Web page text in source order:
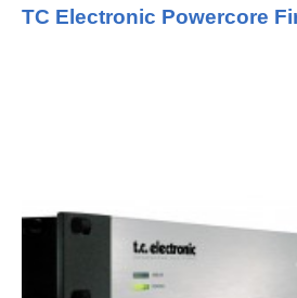
TC Electronic Powercore